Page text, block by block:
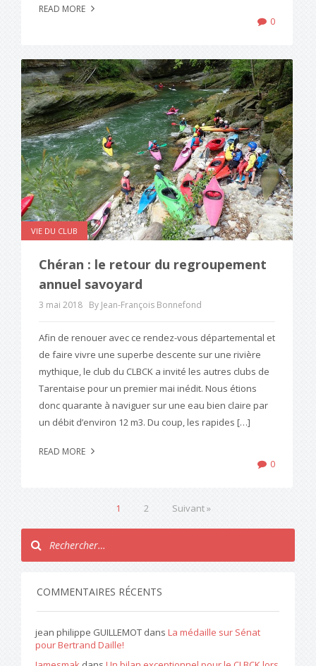
READ MORE
0
VIE DU CLUB
Chéran : le retour du regroupement
annuel savoyard
3 mai 2018 By Jean-François Bonnefond
Afin de renouer avec ce rendez-vous départemental et
de faire vivre une superbe descente sur une rivière
mythique, le club du CLBCK a invité les autres clubs de
Tarentaise pour un premier mai inédit. Nous étions
donc quarante à naviguer sur une eau bien claire par
un débit d’environ 12 m3. Du coup, les rapides […]
READ MORE
0
1 2 Suivant »
COMMENTAIRES RÉCENTS
jean philippe GUILLEMOT dans La médaille sur Sénat
pour Bertrand Daille!